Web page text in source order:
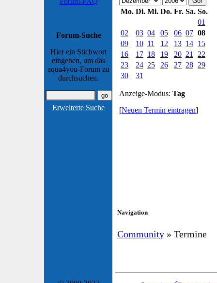
Forum-Suche
Hier ein Stichwort
eingeben, um das
aqua4you-Forum zu
durchsuchen.
Erweiterte Suche
Mo. Di. Mi. Do. Fr. Sa. So.
01
02
03 04 05 06 07 08
09
10 11 12 13 14 15
16
17 18 19 20 21
22
23
24 25 26 27 28 29
30
31
Anzeige-Modus: Tag
[Neuen Termin eintragen]
Navigation
Community » Termine